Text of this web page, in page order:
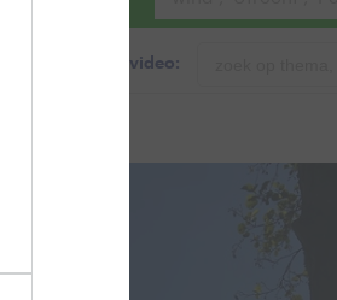
Zoeken in foto & video: